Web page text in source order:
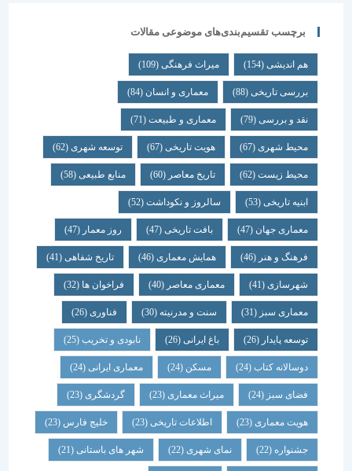
برچسب تقسیم‌بندی‌های موضوعی مقالات
هم اندیشی (154) میراث فرهنگی (109)
بررسی تاریخی (88) معماری و انسان (84)
نقد و بررسی (79) معماری و طبیعت (71)
محیط شهری(67) هویت تاریخی(67) توسعه شهری(62)
محیط زیست(62) تاریخ معاصر(60) منابع طبیعی(58)
ابنیه تاریخی(53) سالروز و نکوداشت(52)
معماری جهان (47) بافت تاریخی(47) روز معمار(47)
فرهنگ و هنر(46) همایش معماری (46) تاریخ شفاهی (41)
شهرسازی(41) معماری معاصر(40) فراخوان ها (32)
معماری سبز(31) سنت و مدرنیته(30) فناوری (26)
توسعه پایدار(26) باغ ایرانی(26) نابودی و تخریب(25)
دوسالانه کتاب(24) مسکن (24) معماری ایرانی(24)
فضای سبز(24) میراث معماری (23) گردشگری (23)
هویت معماری (23) اطلاعات تاریخی(23) خلیج فارس(23)
جشنواره(22) نمای شهری(22) شهر های باستانی (21)